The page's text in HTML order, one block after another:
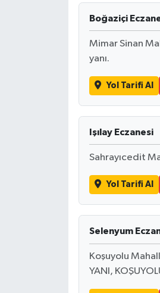
Boğaziçi
Mimar Sinan
yanı.
Yol Tarifi Al
Işılay Eczanesi
Sahrayıcedit
Yol Tarifi Al
Selenyum
Koşuyolu
YANI,